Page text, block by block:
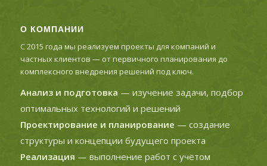
О КОМПАНИИ
С 2015 года мы реализуем проекты для компаний и
частных клиентов — от первичного планирования до
комплексного внедрения решений под ключ.
Анализ и подготовка — изучение задачи, подбор
оптимальных технологий и решений
Проектирование и планирование — создание
структуры и концепции будущего проекта
Реализация — выполнение работ с учётом